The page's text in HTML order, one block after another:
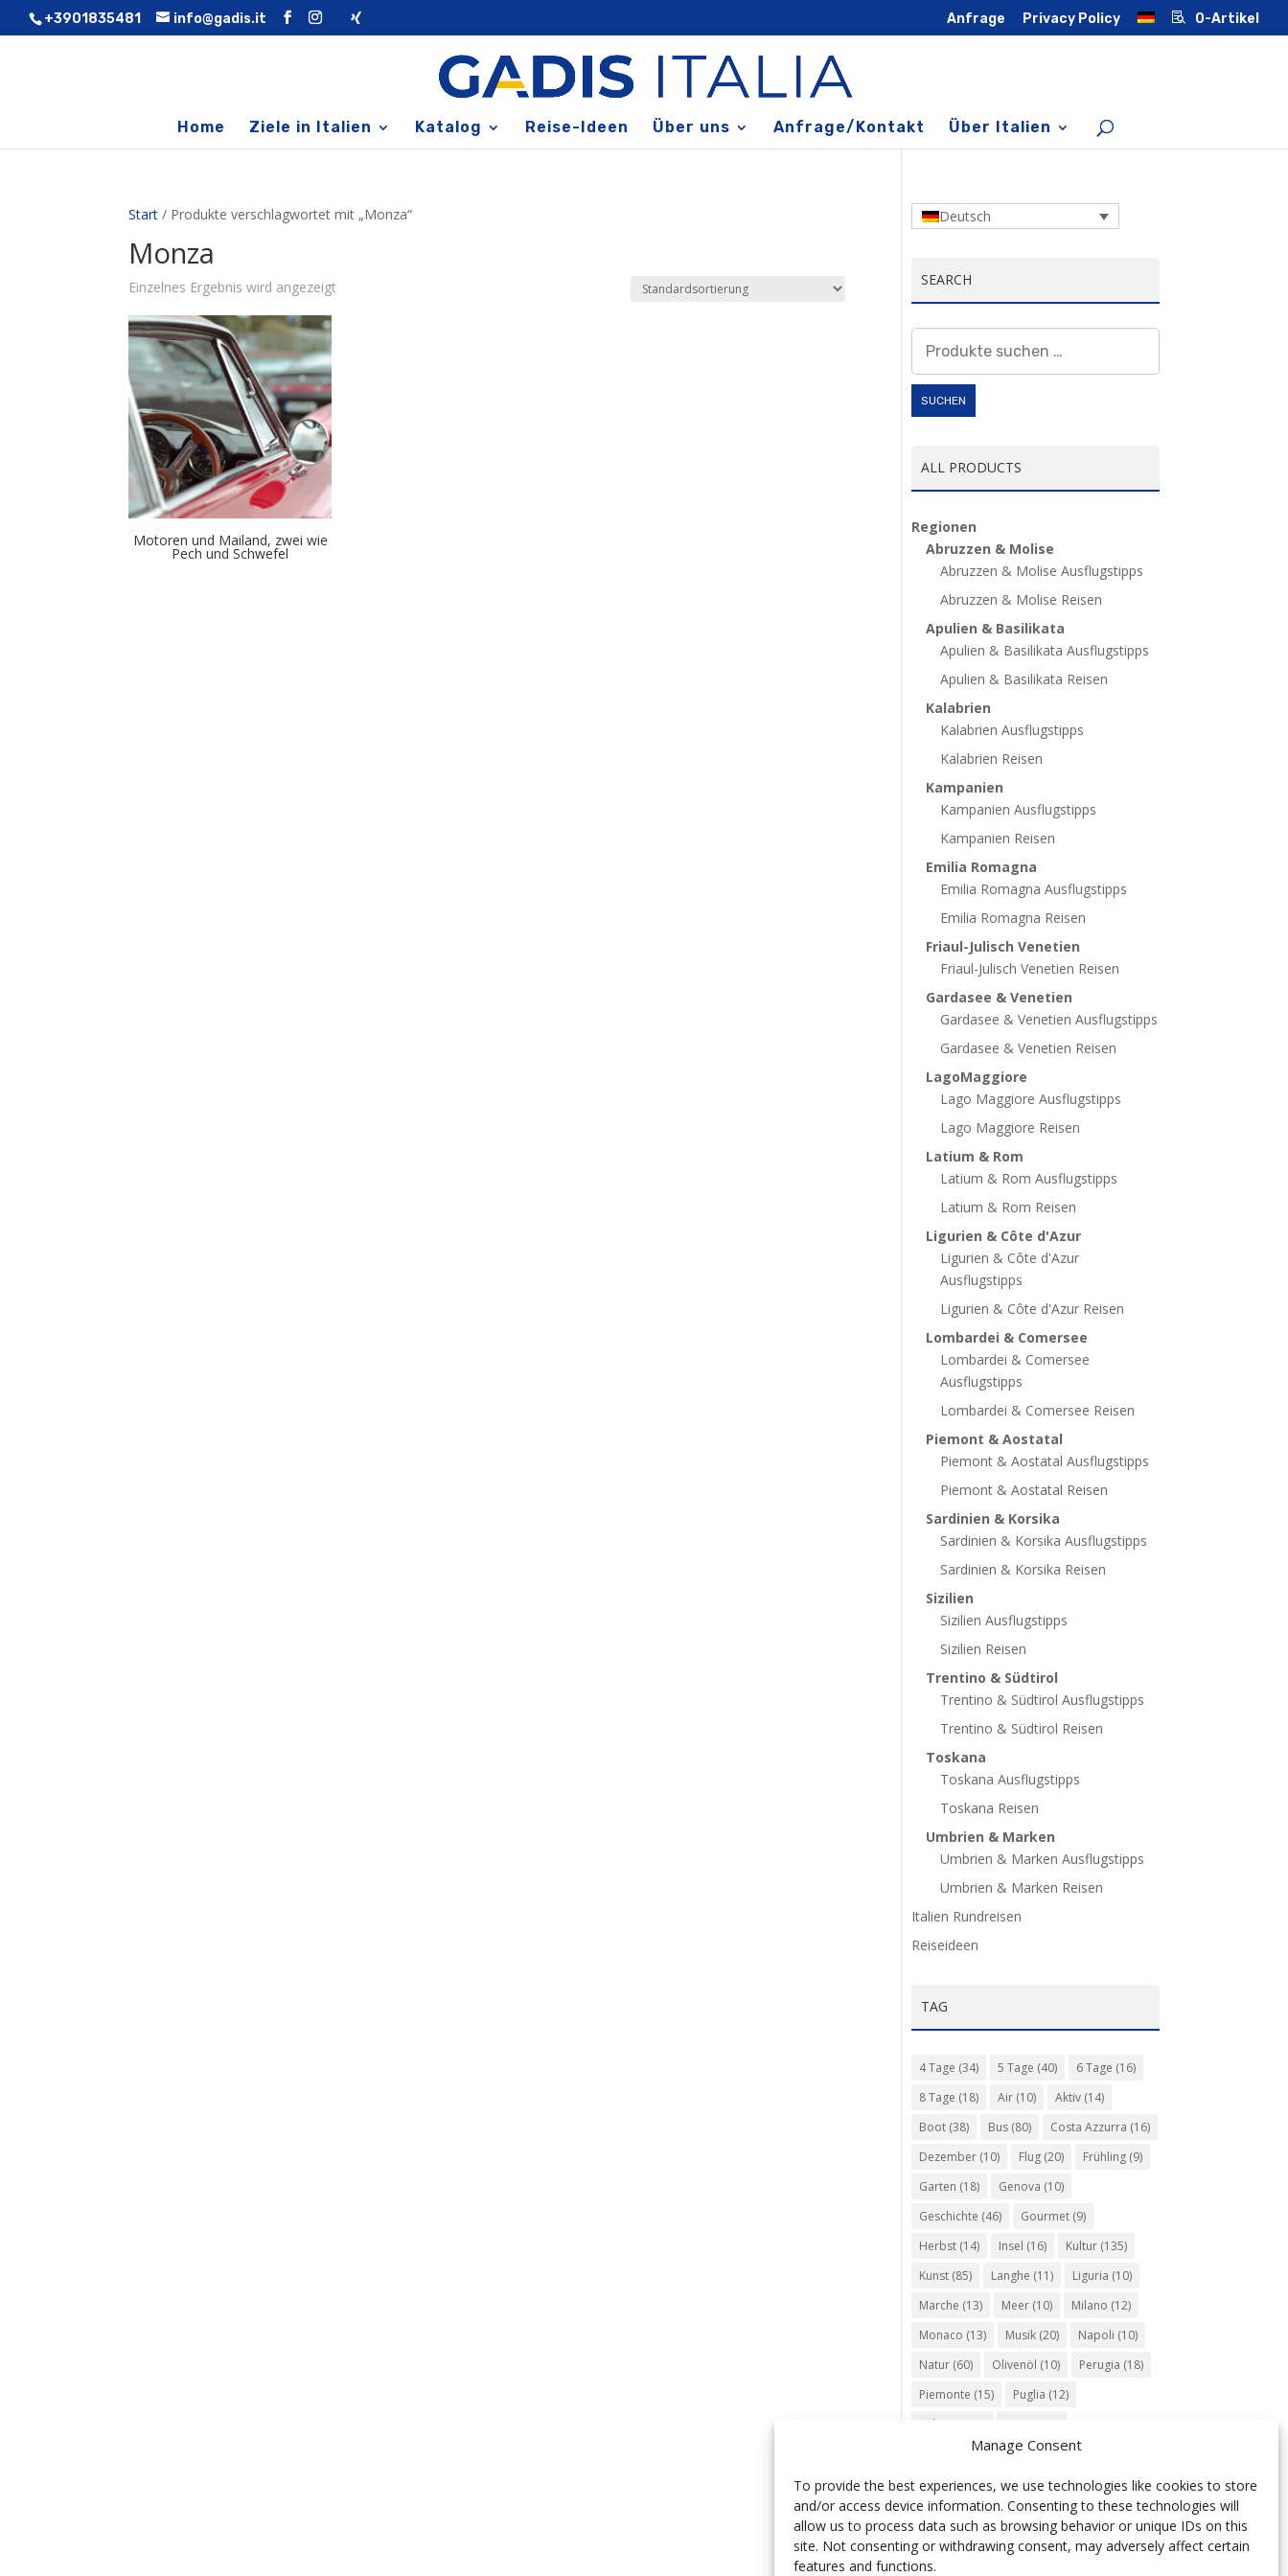
Manage Consent
To provide the best experiences, we use technologies like cookies to store
and/or access device information. Consenting to these technologies will
allow us to process data such as browsing behavior or unique IDs on this
site. Not consenting or withdrawing consent, may adversely affect certain
features and functions.
+3901835481 info@gadis.it Anfrage Privacy Policy 0-Artikel
Home Ziele in Italien Katalog Reise-Ideen Über uns Anfrage/Kontakt Über Italien
Start / Produkte verschlagwortet mit „Monza“
Monza
Einzelnes Ergebnis wird angezeigt
Motoren und Mailand, zwei wie
Pech und Schwefel
Deutsch
SEARCH
nach:
SUCHEN
ALL PRODUCTS
Regionen
Abruzzen & Molise
Abruzzen & Molise Ausflugstipps
Abruzzen & Molise Reisen
Apulien & Basilikata
Apulien & Basilikata Ausflugstipps
Apulien & Basilikata Reisen
Kalabrien
Kalabrien Ausflugstipps
Kalabrien Reisen
Kampanien
Kampanien Ausflugstipps
Kampanien Reisen
Emilia Romagna
Emilia Romagna Ausflugstipps
Emilia Romagna Reisen
Friaul-Julisch Venetien
Friaul-Julisch Venetien Reisen
Gardasee & Venetien
Gardasee & Venetien Ausflugstipps
Gardasee & Venetien Reisen
LagoMaggiore
Lago Maggiore Ausflugstipps
Lago Maggiore Reisen
Latium & Rom
Latium & Rom Ausflugstipps
Latium & Rom Reisen
Ligurien & Côte d'Azur
Ligurien & Côte d'Azur
Ausflugstipps
Ligurien & Côte d'Azur Reisen
Lombardei & Comersee
Lombardei & Comersee
Ausflugstipps
Lombardei & Comersee Reisen
Piemont & Aostatal
Piemont & Aostatal Ausflugstipps
Piemont & Aostatal Reisen
Sardinien & Korsika
Sardinien & Korsika Ausflugstipps
Sardinien & Korsika Reisen
Sizilien
Sizilien Ausflugstipps
Sizilien Reisen
Trentino & Südtirol
Trentino & Südtirol Ausflugstipps
Trentino & Südtirol Reisen
Toskana
Toskana Ausflugstipps
Toskana Reisen
Umbrien & Marken
Umbrien & Marken Ausflugstipps
Umbrien & Marken Reisen
Italien Rundreisen
Reiseideen
TAG
4 Tage (34) 5 Tage (40) 6 Tage (16)
8 Tage (18) Air(10) Aktiv(14)
Boot(38) Bus(80) Costa Azzurra (16)
Dezember(10) Flug(20) Frühling(9)
Garten (18) Genova (10)
Geschichte (46) Gourmet(9)
Herbst(14) Insel (16) Kultur(135)
Kunst(85) Langhe (11) Liguria (10)
Marche (13) Meer(10) Milano (12)
Monaco (13) Musik(20) Napoli (10)
Natur(60) Olivenöl (10) Perugia (18)
Piemonte (15) Puglia (12)
Religion
(20) September(9)
Torino(12) Tradition (26) Veneto (12)
Verona(11) Wein(31) Wine (30)
Winter(11) Zug (11)